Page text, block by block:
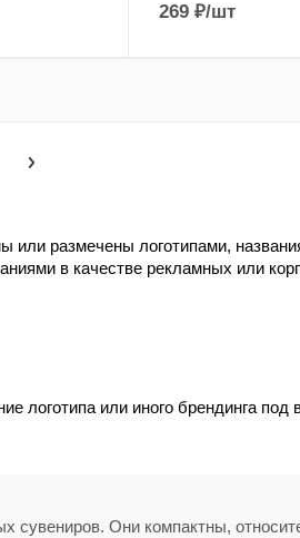
269₽/шт
размечены логотипами,
в качестве рекламных или
логотипа или иного брендинга под
сувениров. Они компактны,